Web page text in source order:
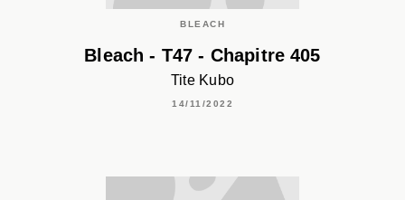
BLEACH
Bleach - T47 - Chapitre 405
Tite Kubo
14/11/2022